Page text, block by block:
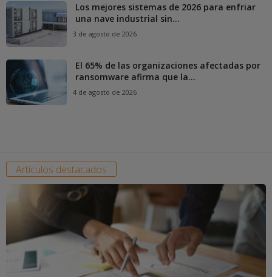
Los mejores sistemas de 2026 para enfriar
una nave industrial sin...
3 de agosto de 2026
El 65% de las organizaciones afectadas por
ransomware afirma que la...
4 de agosto de 2026
Artículos destacados